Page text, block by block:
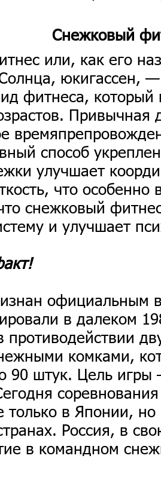
Снежковый
или, как его
юкигассен,
фитнеса, который
Привычная
способ
улучшает
что
снежковый
и улучшает
официальным
в далеком
противодействии
комками,
90 штук. Цель игры
только в Японии,
Россия, в
в командном